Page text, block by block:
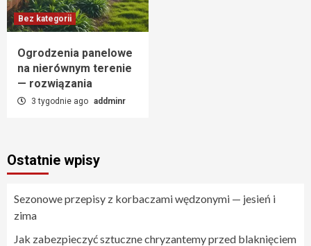
Bez kategorii
Ogrodzenia panelowe
na nierównym terenie
— rozwiązania
3 tygodnie ago addminr
Ostatnie wpisy
Sezonowe przepisy z korbaczami wędzonymi — jesień i
zima
Jak zabezpieczyć sztuczne chryzantemy przed blaknięciem